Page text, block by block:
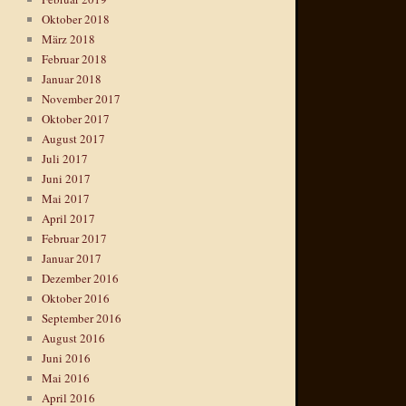
Oktober 2018
März 2018
Februar 2018
Januar 2018
November 2017
Oktober 2017
August 2017
Juli 2017
Juni 2017
Mai 2017
April 2017
Februar 2017
Januar 2017
Dezember 2016
Oktober 2016
September 2016
August 2016
Juni 2016
Mai 2016
April 2016